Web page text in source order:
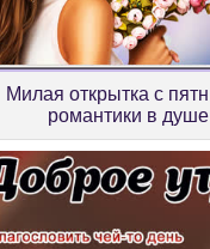
Милая открытка с
романтики в душе